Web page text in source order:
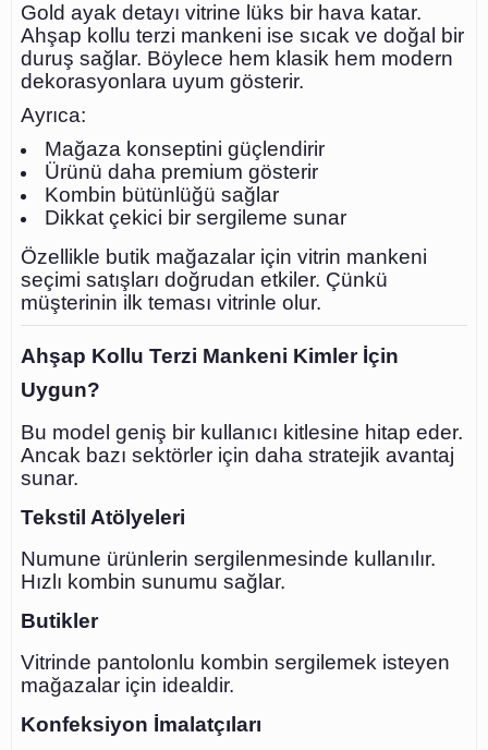
Gold ayak detayı vitrine lüks bir hava katar.
Ahşap kollu terzi mankeni ise sıcak ve doğal bir
duruş sağlar. Böylece hem klasik hem modern
dekorasyonlara uyum gösterir.
Ayrıca:
Mağaza konseptini güçlendirir
Ürünü daha premium gösterir
Kombin bütünlüğü sağlar
Dikkat çekici bir sergileme sunar
Özellikle butik mağazalar için vitrin mankeni
seçimi satışları doğrudan etkiler. Çünkü
müşterinin ilk teması vitrinle olur.
Ahşap Kollu Terzi Mankeni Kimler İçin
Uygun?
Bu model geniş bir kullanıcı kitlesine hitap eder.
Ancak bazı sektörler için daha stratejik avantaj
sunar.
Tekstil Atölyeleri
Numune ürünlerin sergilenmesinde kullanılır.
Hızlı kombin sunumu sağlar.
Butikler
Vitrinde pantolonlu kombin sergilemek isteyen
mağazalar için idealdir.
Konfeksiyon İmalatçıları